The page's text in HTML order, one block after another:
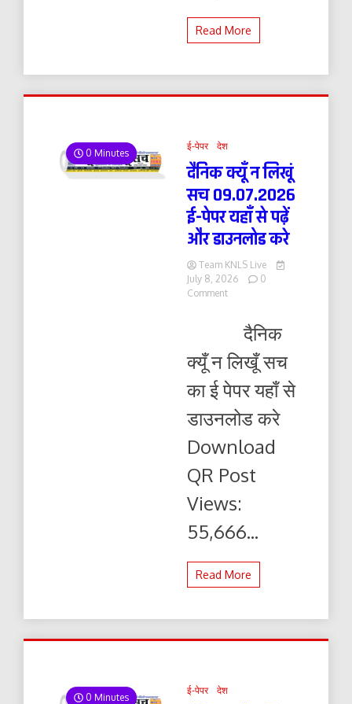
Read More
0 Minutes
ई-पेपर देश
दैनिक क्यूँ न लिखूं
सच 09.07.2026
ई-पेपर यहाँ से पढ़ें
और डाउनलोड करे
Team KNLS Live
July 8, 2026
0
Commenton
सच
09.07.2026
ई-
पेपर
यहाँ
पढ़ें
डाउनलोड
दैनिक
क्यूँ न लिखूँ सच
का ई पेपर यहाँ से
डाउनलोड करे
Download
QR Post
Views:
55,666...
Read More
0 Minutes
ई-पेपर देश